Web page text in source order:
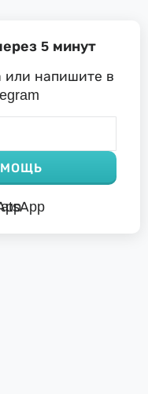
5 минут
или напишите в